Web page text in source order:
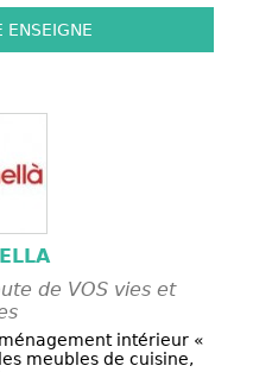
ENSEIGNE
de VOS vies et
intérieur «
meubles de cuisine,